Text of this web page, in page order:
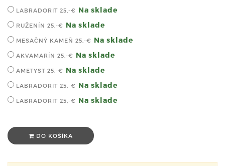
LABRADORIT 25,-€ Na sklade
RUŽENÍN 25,-€ Na sklade
MESAČNÝ KAMEŇ 25,-€ Na sklade
AKVAMARÍN 25,-€ Na sklade
AMETYST 25,-€ Na sklade
LABRADORIT 25,-€ Na sklade
LABRADORIT 25,-€ Na sklade
DO KOŠÍKA